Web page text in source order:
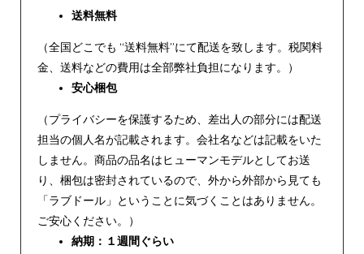
送料無料
（全国どこでも “送料無料”にて配送を致します。税関料
金、送料などの費用は全部弊社負担になります。）
安心梱包
（プライバシーを保護するため、差出人の部分には配送
担当の個人名が記載されます。会社名などは記載をいた
しません。商品の品名はヒューマンモデルとしてお送
り、梱包は密封されているので、外から外部から見ても
「ラブドール」ということに気づくことはありません。
ご安心ください。）
納期：１週間ぐらい